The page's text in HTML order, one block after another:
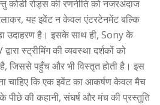
कोडी रोड्स की रणनीति को नजरअंदाज
यह इवेंट न केवल एंटरटेनमेंट बल्कि
उदाहरण है। इसके साथ ही, Sony के
स्ट्रीमिंग की व्यवस्था दर्शकों को
है, जिससे पहुँच और भी विस्तृत होती है। इस
चाहिए कि एक इवेंट का आकर्षण केवल मैच
पीछे की कहानी, संघर्ष और मंच की प्रस्तुति